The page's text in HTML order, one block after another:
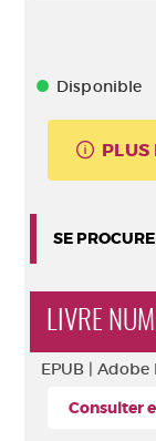
Disponible
PLUS
SE
LIVRE
EPUB | Adobe
Consulter